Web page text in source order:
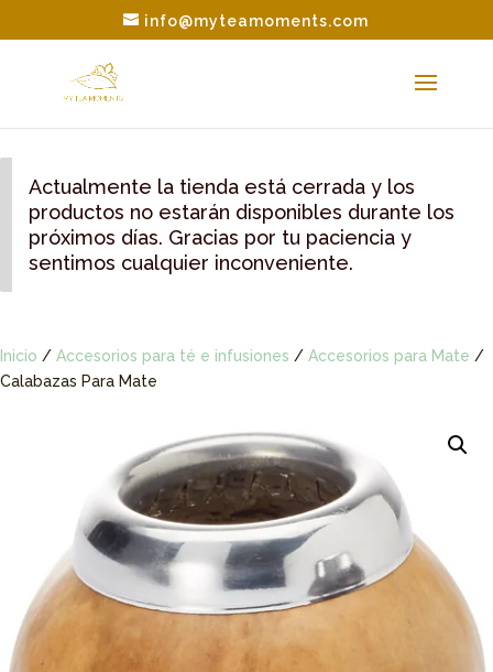
info@myteamoments.com
Actualmente la tienda está cerrada y los
productos no estarán disponibles durante los
próximos días. Gracias por tu paciencia y
sentimos cualquier inconveniente.
Inicio / Accesorios para té e infusiones / Accesorios para Mate /
Calabazas Para Mate